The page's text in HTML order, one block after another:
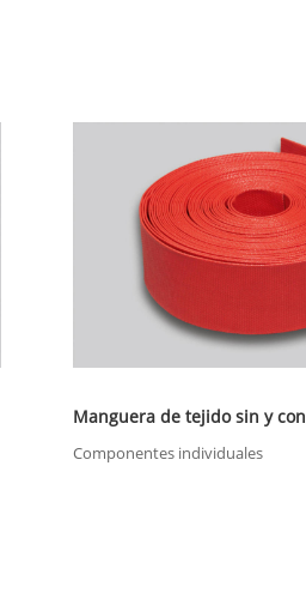
Manguera de tejido sin y
Componentes individuales